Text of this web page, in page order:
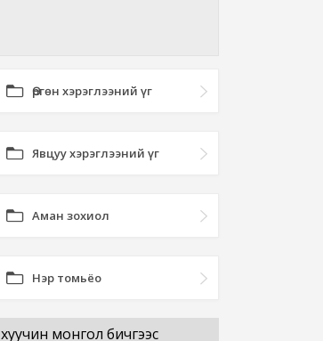
Өргөн хэрэглээний үг
Явцуу хэрэглээний үг
Аман зохиол
Нэр томьёо
хуучин монгол бичгээс